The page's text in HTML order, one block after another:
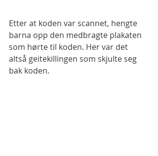
Etter at koden var scannet, hengte
barna opp den medbragte plakaten
som hørte til koden. Her var det
altså geitekillingen som skjulte seg
bak koden.